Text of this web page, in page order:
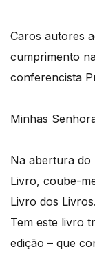
Caros autores
cumprimento
conferencista
Minhas
Na abertura do
Livro, coube-
Livro dos Livros.
Tem este livro
edição – que